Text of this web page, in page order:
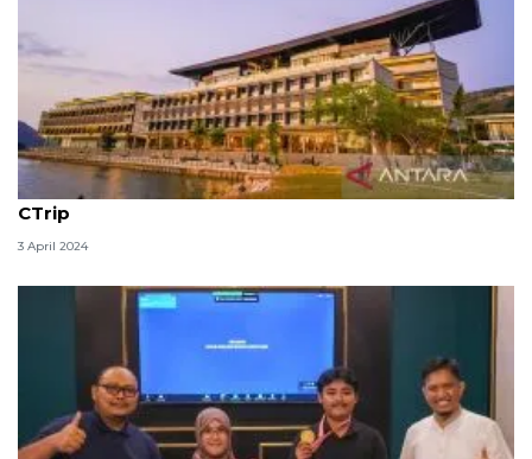
Hotel Meruorah meraih dua penghargaan dari
CTrip
3 April 2024